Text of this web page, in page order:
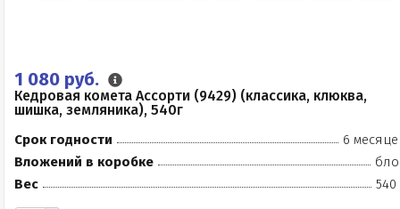
1 080 руб.
Кедровая комета Ассорти (9429) (классика, клюква,
шишка, земляника), 540г
Срок годности
6
Вложений в коробке
Вес
540